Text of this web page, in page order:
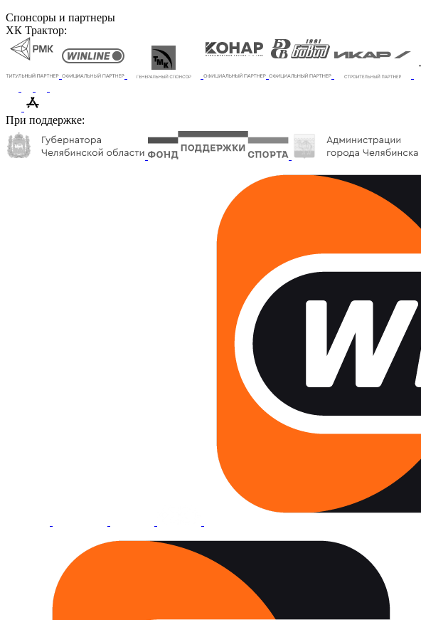
Спонсоры и партнеры
ХК Трактор:
При поддержке: